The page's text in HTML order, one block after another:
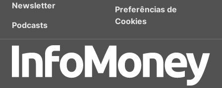
Newsletter
Podcasts
Preferências de
Cookies